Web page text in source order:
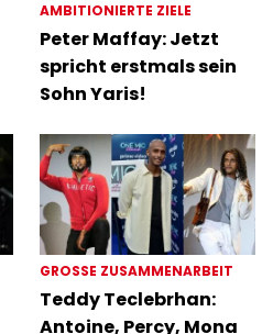
AMBITIONIERTE ZIELE
Peter Maffay: Jetzt
spricht erstmals sein
Sohn Yaris!
GROSSE ZUSAMMENARBEIT
Teddy Teclebrhan:
Antoine, Percy, Mona